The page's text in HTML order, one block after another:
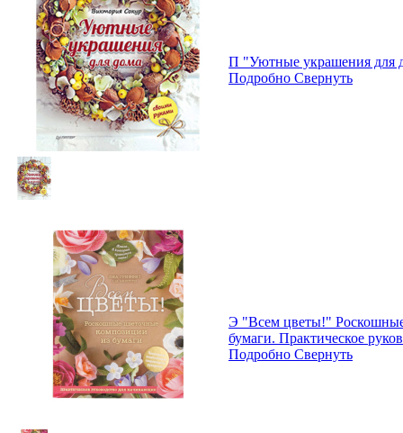
П "Уютные украшения для
Подробно Свернуть
Э "Всем цветы!"
бумаги. Практическое
Подробно Свернуть